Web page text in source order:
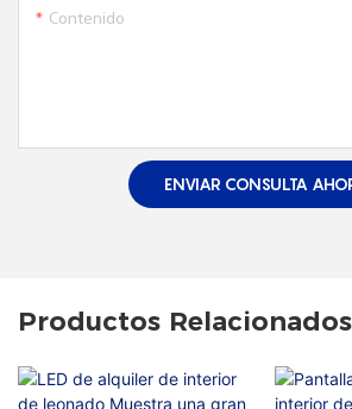
Contenido
ENVIAR CONSULTA
Productos Relacionados